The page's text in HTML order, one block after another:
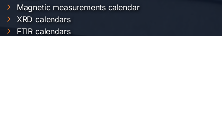
Magnetic measurements calendar
XRD calendars
FTIR calendars